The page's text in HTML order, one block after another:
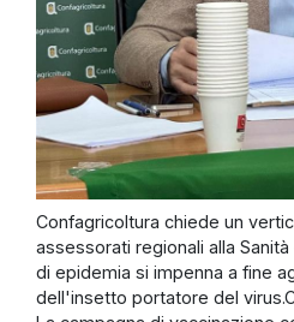
Confagricoltura chiede un
assessorati regionali alla
di epidemia si impenna a fine
dell'insetto portatore del